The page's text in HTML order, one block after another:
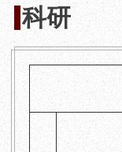
申请
科研